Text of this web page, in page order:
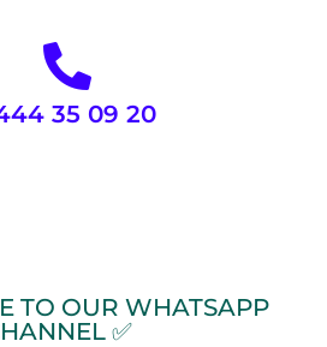
35 09 20
TO OUR WHATSAPP
✅